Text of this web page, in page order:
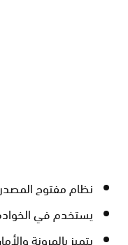
نظام مفتوح
يستخدم في
يتميز بالمرونة